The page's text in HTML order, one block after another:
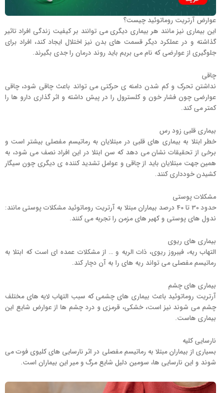
عوارض آرتریت روماتوئید چیست؟
این بیماری نیز مانند هر بیماری دیگری می توانند بر کیفیت زندگی افراد تاثیر
گذاشته و در عملکرد دیگر قسمت های بدن نیز اختلال ایجاد کند، افراد برای
جلوگیری از عوارضی که نام می بریم باید روند درمان را جدی بگیرند.
چاقی
نداشتن تحرک و کم شدن دامنه ی حرکتی می تواند باعث چاقی شود، چاقی
عوارضی چون فشار خون و کلسترول را در پیش داشته و اثر گذاری دارو ها را
کمتر می کند.
بیماری قلبی زود رس
خطر ابتلا به بیماری های قلبی در مبتلایان به رماتیسم مفصلی بیشتر است و
برخی از تحقیقات نشان می دهد که سن ابتلا در این افراد نصف می شود، به
همین جهت مبتلایان باید از چاقی و عوامل تشدید کننده ی دیگری چون سیگار
کشیدن خودداری کنند.
مشکلات پوستی
حدود 30 تا 40 درصد بیماران مبتلا به آرتریت روماتوئید مشکلات پوستی مانند:
ندول های پوستی و کهیر های مزمن را تجربه می کنند.
بیماری های ریوی
التهاب ریه، فیبروز ریوی، ذات الریه و … از مشکلات عمده ای است که ابتلا به
رماتیسم مفصلی می تواند ریه های را به آن دچار کند.
بیماری های چشم
آرتریت روماتوئید باعث بیماری های چشمی که سبب التهاب لایه های مختلف
چشم می شوند نیز است، خشکی، قرمزی و درد چشم ها از عوارض شایع این
بیماری هاست.
نارسایی کلیه
بسیاری از بیماران مبتلا به رماتیسم مفصلی در اثر نارسایی های کلیوی فوت می
شوند و این نارسایی ها، سومین دلیل شایع مرگ و میر این بیماران است.